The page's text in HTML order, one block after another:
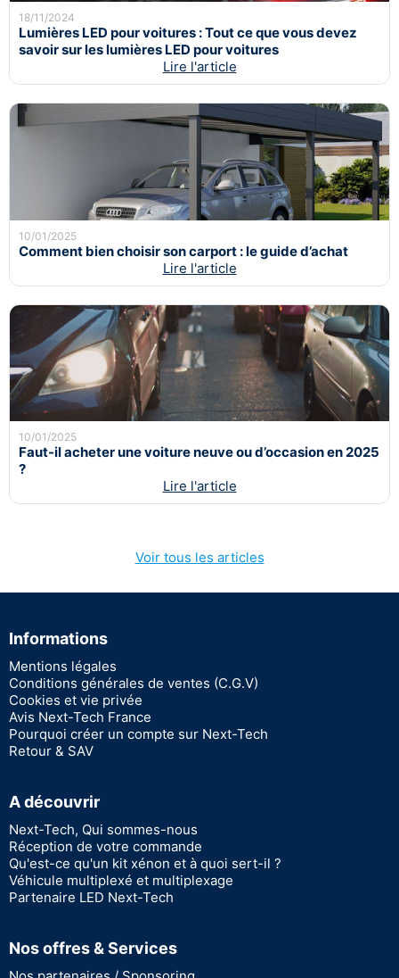
18/11/2024
Lumières LED pour voitures : Tout ce que vous devez
savoir sur les lumières LED pour voitures
Lire l'article
10/01/2025
Comment bien choisir son carport : le guide d’achat
Lire l'article
10/01/2025
Faut-il acheter une voiture neuve ou d’occasion en 2025
?
Lire l'article
Voir tous les articles
Informations
Mentions légales
Conditions générales de ventes (C.G.V)
Cookies et vie privée
Avis Next-Tech France
Pourquoi créer un compte sur Next-Tech
Retour & SAV
A découvrir
Next-Tech, Qui sommes-nous
Réception de votre commande
Qu'est-ce qu'un kit xénon et à quoi sert-il ?
Véhicule multiplexé et multiplexage
Partenaire LED Next-Tech
Nos offres & Services